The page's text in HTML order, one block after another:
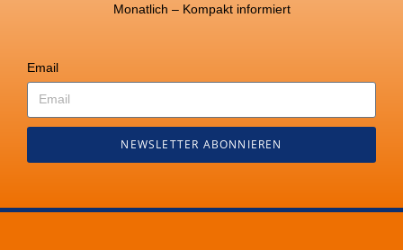
Monatlich – Kompakt informiert
Email
NEWSLETTER ABONNIEREN